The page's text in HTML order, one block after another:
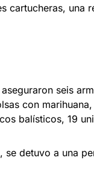
cartucheras, una
aseguraron seis
con
balísticos, 19
se detuvo a una